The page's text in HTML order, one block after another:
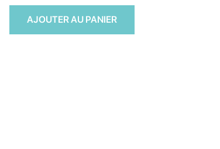
AJOUTER AU PANIER